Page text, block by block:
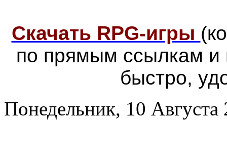
Скачать RPG-игры
по прямым ссылкам и
быстро,
Понедельник, 10 Августа